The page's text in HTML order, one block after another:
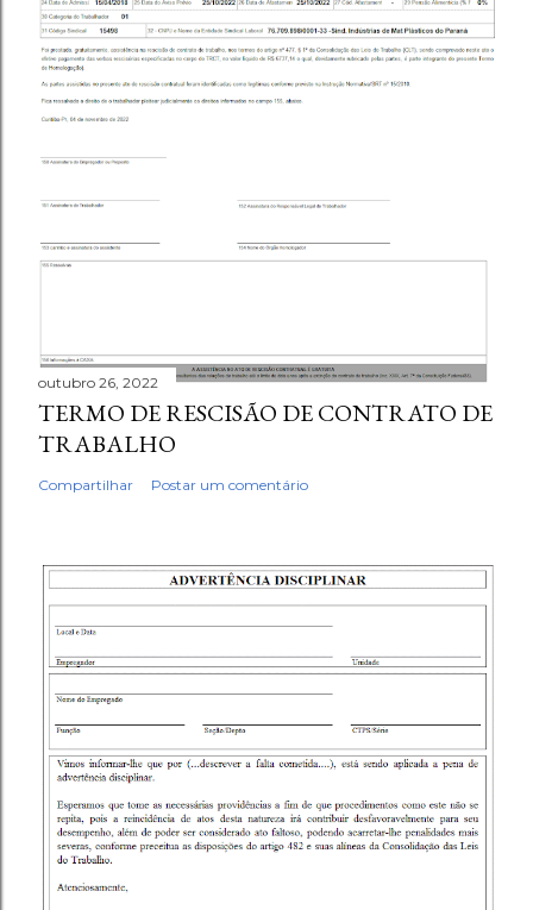
outubro 26, 2022
TERMO DE RESCISÃO DE CONTRATO DE
TRABALHO
Compartilhar Postar um comentário